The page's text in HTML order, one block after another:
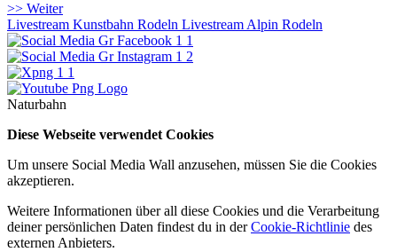
>> Weiter
Livestream Kunstbahn Rodeln Livestream Alpin Rodeln
Naturbahn
Diese Webseite verwendet Cookies
Um unsere Social Media Wall anzusehen, müssen Sie die Cookies
akzeptieren.
Weitere Informationen über all diese Cookies und die Verarbeitung
deiner persönlichen Daten findest du in derCookie-Richtlinie des
externen Anbieters.